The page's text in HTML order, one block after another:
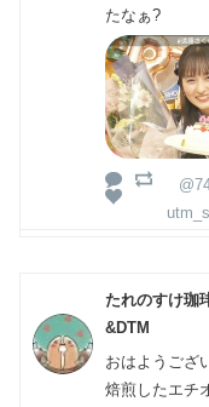
たなぁ?
たれのすけ珈
&DTM
おはようござ
焙煎したエチ